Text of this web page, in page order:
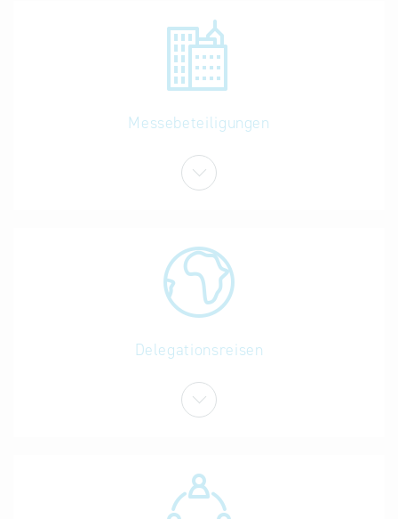
Messebeteiligungen
Delegationsreisen